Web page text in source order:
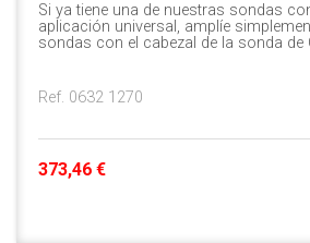
Si ya tiene una de nuestras sondas
aplicación universal, amplíe
sondas con el cabezal de la sonda de
Ref. 0632 1270
373,46 €